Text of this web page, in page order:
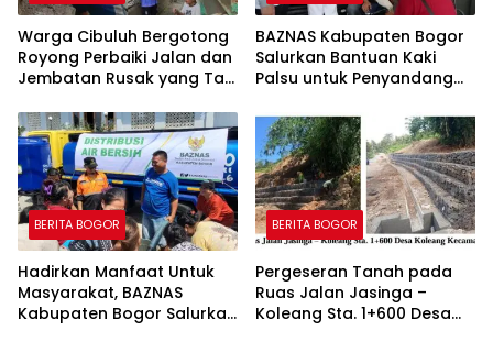
Warga Cibuluh Bergotong
Royong Perbaiki Jalan dan
Jembatan Rusak yang Tak
BAZNAS Kabupaten Bogor
Salurkan Bantuan Kaki
Palsu untuk Penyandang
Kepedulian dalam
Program “Bogor Peduli”
BERITA BOGOR
Hadirkan Manfaat Untuk
Masyarakat, BAZNAS
Kabupaten Bogor Salurkan
BERITA BOGOR
Pergeseran Tanah pada
Ruas Jalan Jasinga –
Koleang Sta. 1+600 Desa